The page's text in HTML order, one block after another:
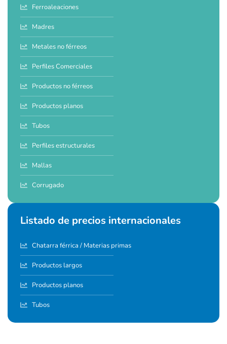
Ferroaleaciones
Madres
Metales no férreos
Perfiles Comerciales
Productos no férreos
Productos planos
Tubos
Perfiles estructurales
Mallas
Corrugado
Listado de precios internacionales
Chatarra férrica / Materias primas
Productos largos
Productos planos
Tubos